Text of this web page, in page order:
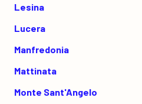
Lesina
Lucera
Manfredonia
Mattinata
Monte Sant'Angelo